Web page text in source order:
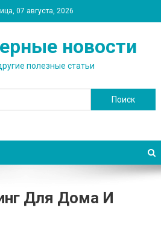
07 августа, 2026
новости
полезные статьи
Найти:
Для Дома И